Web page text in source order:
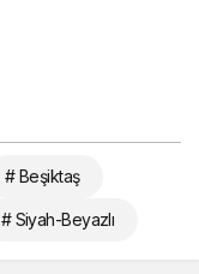
# Beşiktaş
# Siyah-Beyazlı